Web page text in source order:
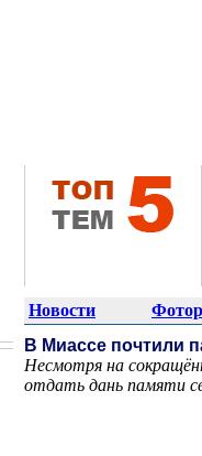
Новости
В Миассе почтили
Несмотря на
отдать дань памяти